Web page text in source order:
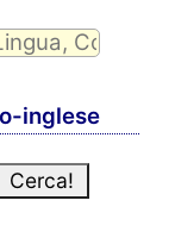
inglese